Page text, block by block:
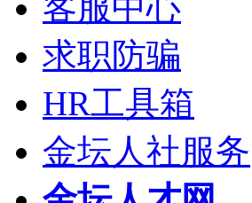
客服中心
求职防骗
HR工具箱
金坛人社服务